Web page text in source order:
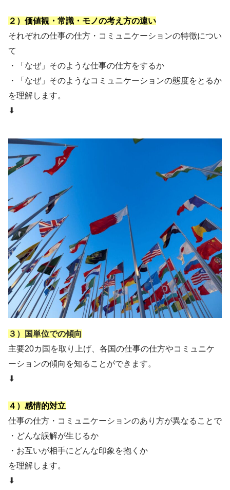
２）価値観・常識・モノの考え方の違い
それぞれの仕事の仕方・コミュニケーションの特徴につい
て
・「なぜ」そのような仕事の仕方をするか
・「なぜ」そのようなコミュニケーションの態度をとるか
を理解します。
⬇︎
３）国単位での傾向
主要20カ国を取り上げ、各国の仕事の仕方やコミュニケ
ーションの傾向を知ることができます。
⬇︎
４）感情的対立
仕事の仕方・コミュニケーションのあり方が異なることで
・どんな誤解が生じるか
・お互いが相手にどんな印象を抱くか
を理解します。
⬇︎